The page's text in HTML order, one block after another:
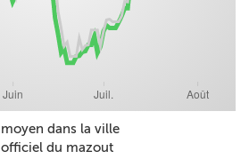
dans la ville
du mazout